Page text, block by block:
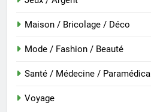
Maison / Bricolage / Déco
Mode / Fashion / Beauté
Santé / Médecine / Paramédical
Voyage